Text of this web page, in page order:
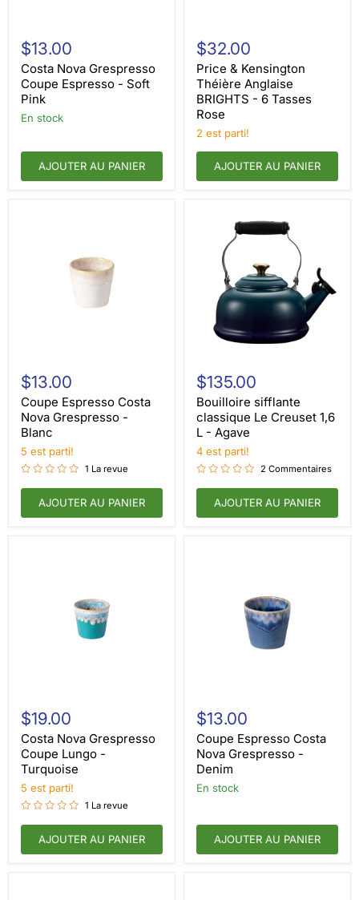
Nova
Grespresso
Coupe
Espresso
Soft
Pink
$13.00
Costa Nova Grespresso
Coupe Espresso - Soft
Pink
en stock
AJOUTER AU PANIER
&
Kensington
Théière
Anglaise
BRIGHTS
6
Tasses
$32.00
Price & Kensington
Théière Anglaise
BRIGHTS - 6 Tasses
Rose
2 est parti!
AJOUTER AU PANIER
Espresso
Costa
Nova
Grespresso
Blanc
$13.00
Coupe Espresso Costa
Nova Grespresso -
Blanc
5 est parti!
1 La revue
AJOUTER AU PANIER
sifflante
classique
Le
Creuset
1,6
L
-
Agave
$135.00
Bouilloire sifflante
classique Le Creuset 1,6
L - Agave
4 est parti!
2 Commentaires
AJOUTER AU PANIER
Nova
Grespresso
Coupe
Lungo
-
Turquoise
$19.00
Costa Nova Grespresso
Coupe Lungo -
Turquoise
5 est parti!
1 La revue
AJOUTER AU PANIER
Espresso
Costa
Nova
Grespresso
Denim
$13.00
Coupe Espresso Costa
Nova Grespresso -
Denim
en stock
AJOUTER AU PANIER